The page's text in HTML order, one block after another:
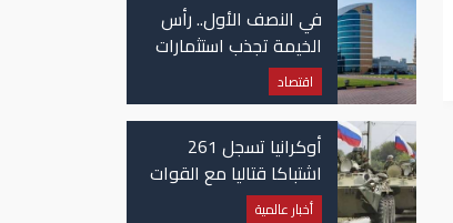
في النصف الأول.. رأس
الخيمة تجذب استثمارات
تتجاوز 771 مليون درهم
اقتصاد
أوكرانيا تسجل 261
اشتباكا قتاليا مع القوات
الروسية
أخبار عالمية